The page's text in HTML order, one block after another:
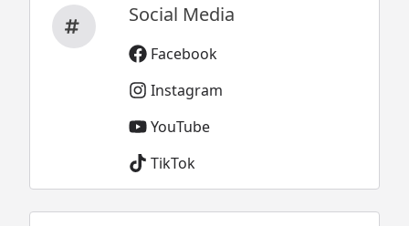
Social Media
Facebook
Instagram
YouTube
TikTok